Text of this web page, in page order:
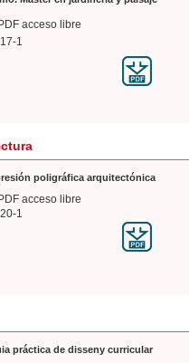
acceso libre
1
poligráfica arquitectónica
acceso libre
1
práctica de disseny curricular